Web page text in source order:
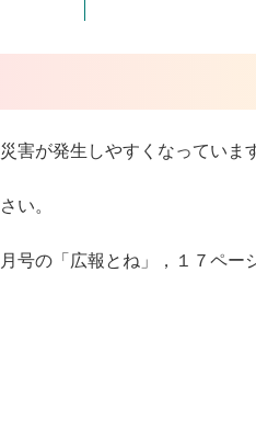
が発生しやすくなっていま
い。
の「広報とね」，１７ペー